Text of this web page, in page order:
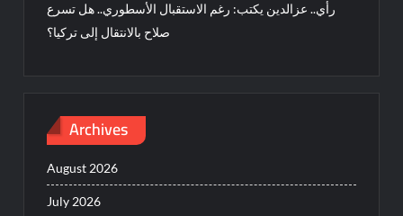
رأي.. عزالدين يكتب: رغم الاستقبال الأسطوري.. هل تسرع
صلاح بالانتقال إلى تركيا؟
Archives
August 2026
July 2026